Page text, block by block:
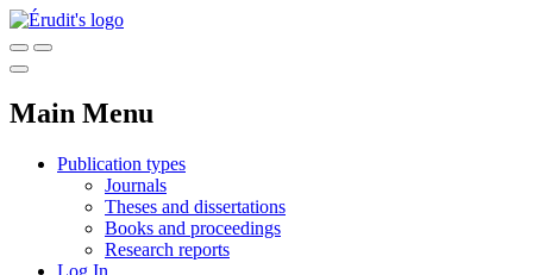
Main Menu
Publication types
Journals
Theses and dissertations
Books and proceedings
Research reports
Log In